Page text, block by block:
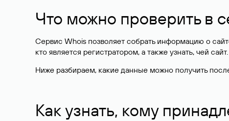
Что можно проверить в
Сервис Whois позволяет собрать информацию о
кто является регистратором, а также узнать, чей сайт.
Ниже разбираем, какие данные можно получить
Как узнать, кому